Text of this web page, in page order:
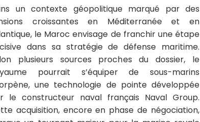
un contexte géopolitique marqué par des
croissantes en Méditerranée et en
le Maroc envisage de franchir une étape
dans sa stratégie de défense maritime.
plusieurs sources proches du dossier, le
pourrait s’équiper de sous-marins
une technologie de pointe développée
le constructeur naval français Naval Group.
acquisition, encore en phase de négociation,